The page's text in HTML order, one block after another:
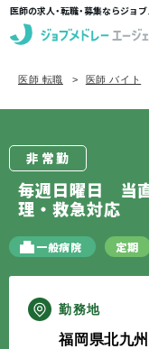
医師の求人・転職・募集ならジョ
求人を探す
定期非常勤の求人
エージェントサー
医師 転職 医師 バイト
非常勤
毎週日曜日 当
理・救急対応
一般病院 定期
勤務地
福岡県北九